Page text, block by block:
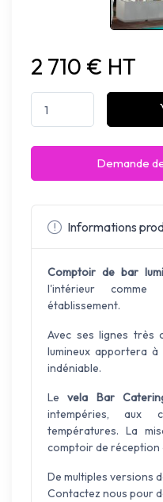
2 710 € HT
Demande
Informations
Comptoir de bar
l'intérieur
établissement.
Avec ses lignes très
lumineux apportera
indéniable.
Levela Bar
intempéries, aux
températures. La
comptoir de réception
De multiples versions
Contactez nous pour